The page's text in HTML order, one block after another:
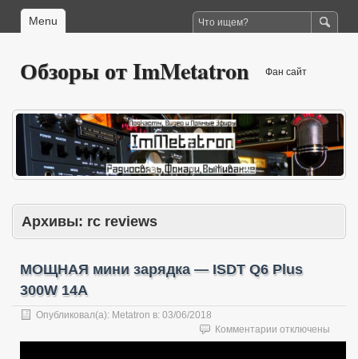
Menu
Обзоры от ImMetatron Фан сайт
Архивы: rc reviews
МОЩНАЯ мини зарядка — ISDT Q6 Plus
300W 14A
Опубликовал(а): Metatron в: 03/06/2018
Комментарии к
записи
отключены